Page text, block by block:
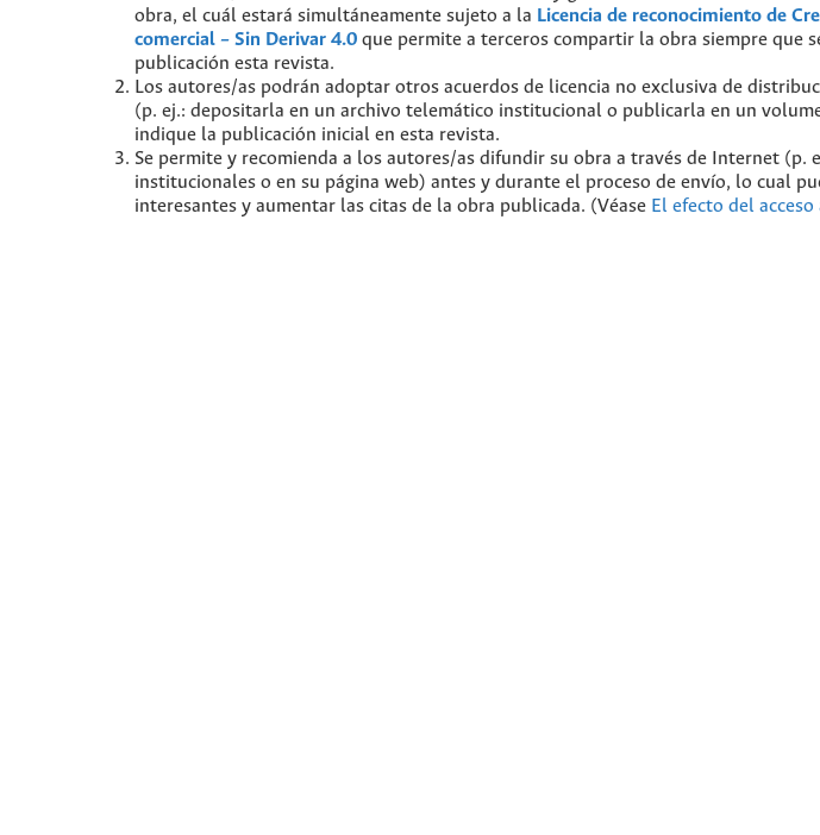
obra, el cuál estará simultáneamente sujeto a la Licencia de reconocimiento de
comercial – Sin Derivar 4.0 que permite a terceros compartir la obra siempre que
publicación esta revista.
Los autores/as podrán adoptar otros acuerdos de licencia no exclusiva de
(p. ej.: depositarla en un archivo telemático institucional o publicarla en un
indique la publicación inicial en esta revista.
Se permite y recomienda a los autores/as difundir su obra a través de Internet (p.
institucionales o en su página web) antes y durante el proceso de envío, lo cual
interesantes y aumentar las citas de la obra publicada. (Véase El efecto del